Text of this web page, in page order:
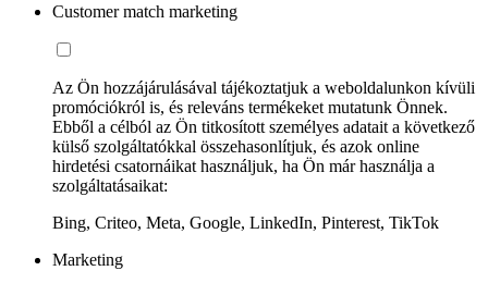
Customer match marketing
Az Ön hozzájárulásával tájékoztatjuk a weboldalunkon kívüli
promóciókról is, és releváns termékeket mutatunk Önnek.
Ebből a célból az Ön titkosított személyes adatait a következő
külső szolgáltatókkal összehasonlítjuk, és azok online
hirdetési csatornáikat használjuk, ha Ön már használja a
szolgáltatásaikat:
Bing, Criteo, Meta, Google, LinkedIn, Pinterest, TikTok
Marketing